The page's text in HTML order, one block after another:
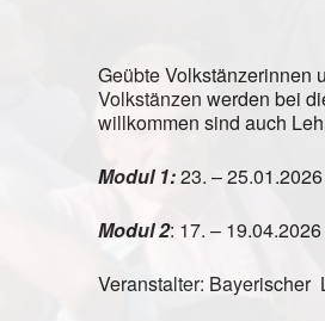
Geübte Volkstänzerinnen
Volkstänzen werden bei
willkommen sind auch
Modul 1:23. –
Modul 2: 17. –
Veranstalter: Bayerischer